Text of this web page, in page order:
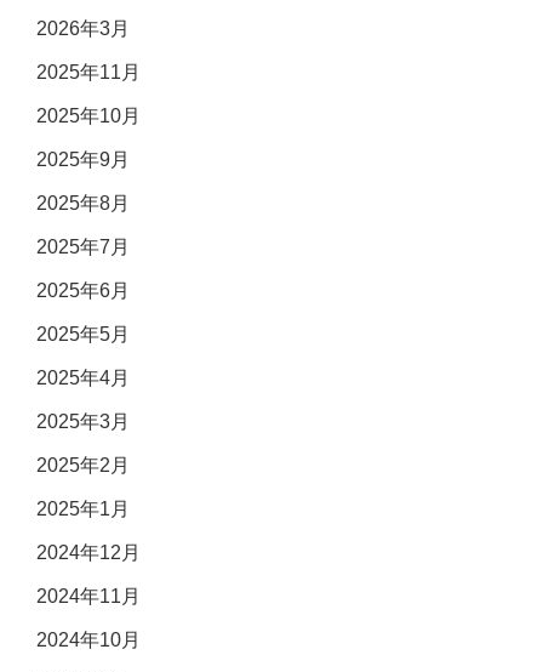
2026年3月
2025年11月
2025年10月
2025年9月
2025年8月
2025年7月
2025年6月
2025年5月
2025年4月
2025年3月
2025年2月
2025年1月
2024年12月
2024年11月
2024年10月